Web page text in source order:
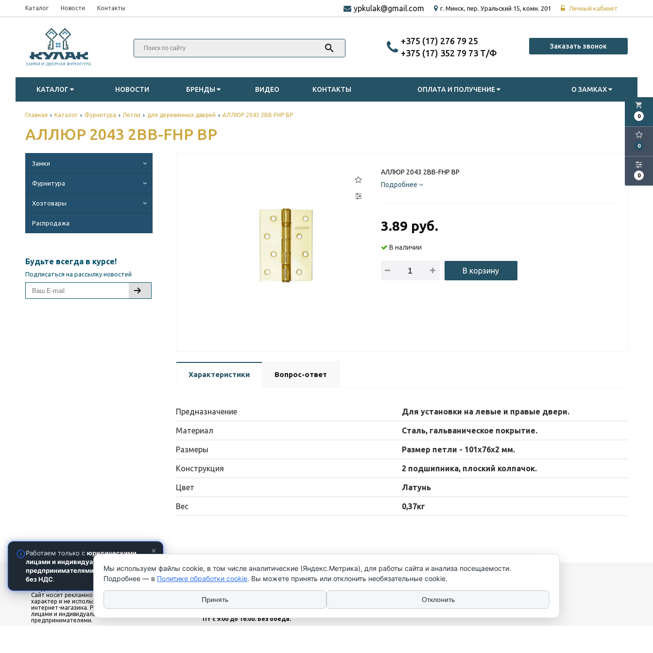
Каталог Новости Контакты Личный кабинет
г. Минск, пер. Уральский 15, комн. 201
ypkulak@gmail.com
‎+375 (17) 276 79 25
‎+375 (17) 352 79 73
Заказать звонок
КАТАЛОГ НОВОСТИ БРЕНДЫ ВИДЕО КОНТАКТЫ ОПЛАТА И ПОЛУЧЕНИЕ О ЗАМКАХ
Главная Каталог Фурнитура Петли для деревянных дверей АЛЛЮР 2043 2BB-FHP BP
АЛЛЮР 2043 2BB-FHP BP
local_grocery_store
0
0
0
Замки
Фурнитура
Хозтовары
Распродажа
Будьте всегда в курсе!
Подписаться на рассылку новостей
АЛЛЮР 2043 2BB-FHP BP
Подробнее
3.89 руб.
В наличии
В корзину
Характеристики Вопрос-ответ
Предназначение Для установки на левые и правые двери.
Материал Сталь, гальваническое покрытие.
Размеры Размер петли - 101х76х2 мм.
Конструкция 2 подшипника, плоский колпачок.
Цвет Латунь
Вес 0,37кг
2026 © ТЧУП "КУЛАК". Использование
материалов сайта только с разрешения
Сайт носит рекламно-информационный
характер и не используется в качестве
интернет-магазина. Работаем только с юр.
лицами и индивидуальными
предпринимателями.
Наши контакты
local_phone
‎+375 (17) 276 79 25
‎+375 (17) 352 79 73
history
Офис: Пн-Чт с 9:00 до 17:00
Пт с 9:00 до 16:00. Без обеда.
Мы используем файлы cookie, в том числе аналитические (Яндекс.Метрика), для работы сайта и анализа посещаемости.
Подробнее — в Политике обработки cookie. Вы можете принять или отклонить необязательные cookie.
Принять Отклонить
×
Работаем только с юридическими
лицами и индивидуальными
предпринимателями . Цены указаны
без НДС.